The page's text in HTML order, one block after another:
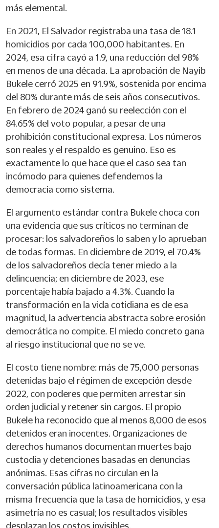
más elemental.
En 2021, El Salvador registraba una tasa de 18.1
homicidios por cada 100,000 habitantes. En
2024, esa cifra cayó a 1.9, una reducción del 98%
en menos de una década. La aprobación de Nayib
Bukele cerró 2025 en 91.9%, sostenida por encima
del 80% durante más de seis años consecutivos.
En febrero de 2024 ganó su reelección con el
84.65% del voto popular, a pesar de una
prohibición constitucional expresa. Los números
son reales y el respaldo es genuino. Eso es
exactamente lo que hace que el caso sea tan
incómodo para quienes defendemos la
democracia como sistema.
El argumento estándar contra Bukele choca con
una evidencia que sus críticos no terminan de
procesar: los salvadoreños lo saben y lo aprueban
de todas formas. En diciembre de 2019, el 70.4%
de los salvadoreños decía tener miedo a la
delincuencia; en diciembre de 2023, ese
porcentaje había bajado a 4.3%. Cuando la
transformación en la vida cotidiana es de esa
magnitud, la advertencia abstracta sobre erosión
democrática no compite. El miedo concreto gana
al riesgo institucional que no se ve.
El costo tiene nombre: más de 75,000 personas
detenidas bajo el régimen de excepción desde
2022, con poderes que permiten arrestar sin
orden judicial y retener sin cargos. El propio
Bukele ha reconocido que al menos 8,000 de esos
detenidos eran inocentes. Organizaciones de
derechos humanos documentan muertes bajo
custodia y detenciones basadas en denuncias
anónimas. Esas cifras no circulan en la
conversación pública latinoamericana con la
misma frecuencia que la tasa de homicidios, y esa
asimetría no es casual; los resultados visibles
desplazan los costos invisibles.